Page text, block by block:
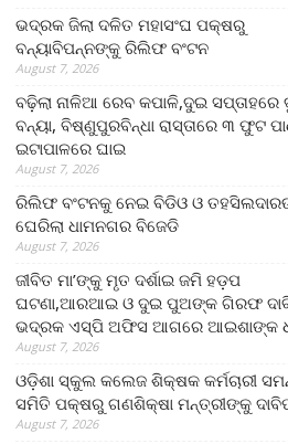
ଭଦ୍ରକ ଜିଲା ଦଳିତ ମହାସଂଘ ପକ୍ଷରୁ
ବନ୍ୟାବିପନ୍ନଙ୍କୁ ରିଲିଫ ବଂଟନ
August 7, 2026
ବଢ଼ିଲା ନାଳିଆ ରେବ କପାଳି,ଦୁଇ ସପ୍ତାହରେ
ବନ୍ୟା, ବିଷ୍ଣୁପୁରବିନ୍ଧା ରାସ୍ତାରେ ୩ ଫୁଟ
ଇଟାପାଳରେ ଘାଇ
August 7, 2026
ରିଲିଫ ବଂଟନକୁ ନେଇ ବିଡିଓ ଓ
ଘେରିଲା ଧାମନଗର ବିଜେଡି
August 7, 2026
ଜୀବିତ ମା’ଙ୍କୁ ମୃତ ଦର୍ଶାଇ ଜମି ହଡ଼ପ
ଘଟଣା,ଆରଆଇ ଓ ଦୁଇ ପୁଅଙ୍କ ଗିରଫ
ଭଦ୍ରକ ଏସ୍‌ପି ଅଫିସ ଆଗରେ ଆଇଶାଙ୍କ
August 7, 2026
ଓଡ଼ିଶା ସ୍କୁଲ କଲେଜ ଶିକ୍ଷକ କର୍ମଚାରୀ
ସମିତି ପକ୍ଷରୁ ଗଣଶିକ୍ଷା ମନ୍ତ୍ରୀଙ୍କୁ
August 7, 2026